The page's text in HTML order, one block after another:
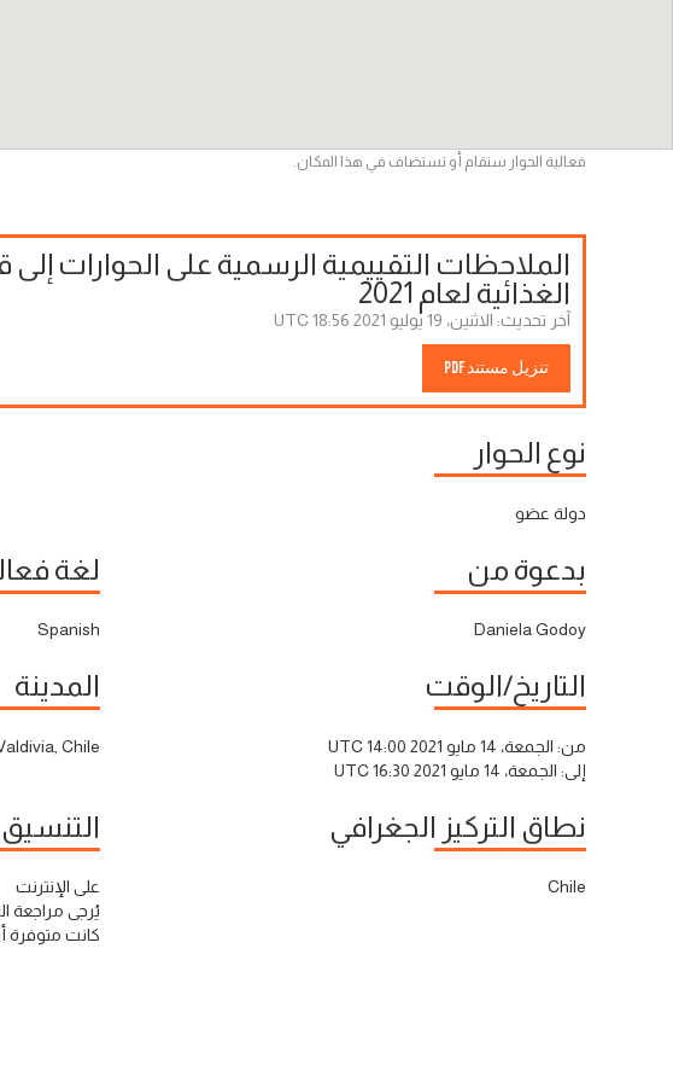
فعالية الحوار ستقام أو تستضاف في هذا المكان.
الملاحظات التقييمية الرسمية على الحوارات إلى
الغذائية لعام 2021
آخر تحديث: الاثنين، 19 يوليو 2021 18:56 UTC
تنزيل مستند PDF
نوع الحوار
دولة عضو
بدعوة من
Daniela Godoy
لغة
Spanish
التاريخ/الوقت
من: الجمعة، 14 مايو 2021 14:00 UTC
إلى: الجمعة، 14 مايو 2021 16:30 UTC
المدينة
Chile
نطاق التركيز الجغرافي
Chile
التنسيق
على الإنترنت
يُرجى مراجعة
كانت متوفرة